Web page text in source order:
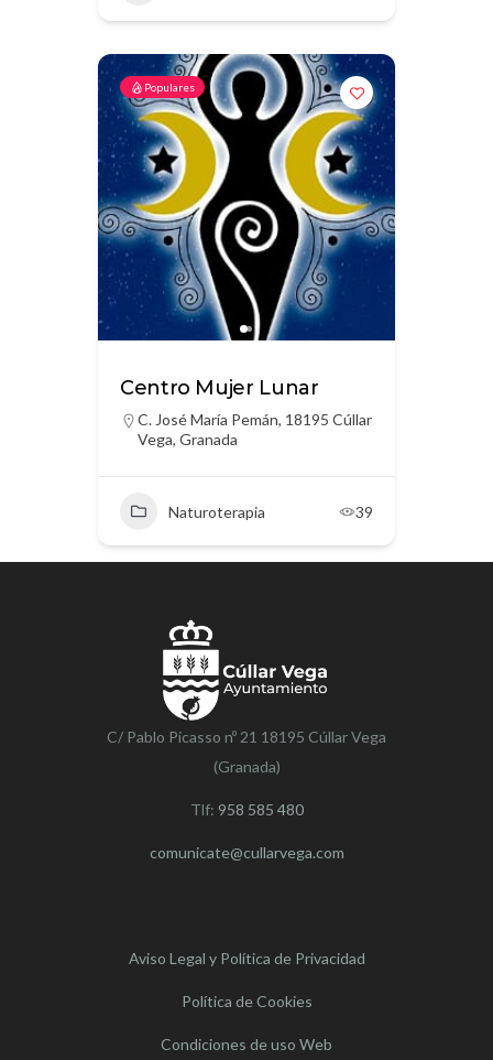
Populares
Centro Mujer Lunar
C. José María Pemán, 18195 Cúllar
Vega, Granada
Naturoterapia 39
C/ Pablo Picasso nº 21 18195 Cúllar Vega
(Granada)
Tlf: 958 585 480
comunicate@cullarvega.com
Aviso Legal y Política de Privacidad
Política de Cookies
Condiciones de uso Web